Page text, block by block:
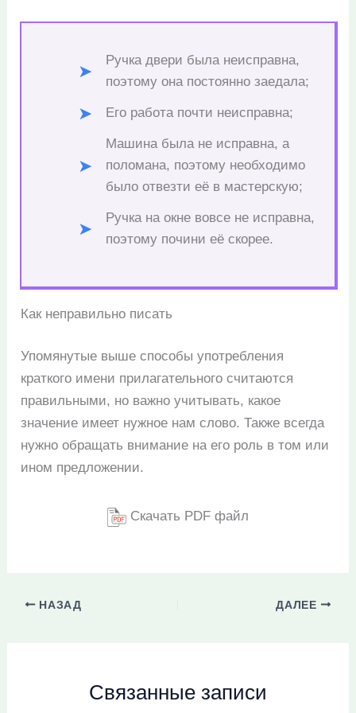
Ручка двери была неисправна,
поэтому она постоянно заедала;
Его работа почти неисправна;
Машина была не исправна, а
поломана, поэтому необходимо
было отвезти её в мастерскую;
Ручка на окне вовсе не исправна,
поэтому почини её скорее.
Как неправильно писать
Упомянутые выше способы употребления
краткого имени прилагательного считаются
правильными, но важно учитывать, какое
значение имеет нужное нам слово. Также всегда
нужно обращать внимание на его роль в том или
ином предложении.
Скачать PDF файл
НАЗАД ДАЛЕЕ
Связанные записи